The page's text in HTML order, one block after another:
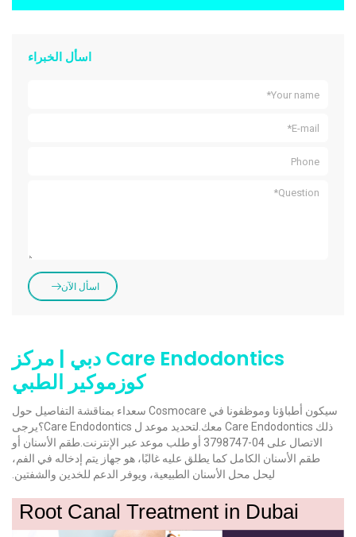
اسأل الخبراء
اسأل الآن
Care Endodontics دبي | مركز
كوزموكير الطبي
سيكون أطباؤنا وموظفونا في Cosmocare سعداء بمناقشة التفاصيل حول
ذلك Care Endodontics معك.لتحديد موعد ل Care Endodontics؟يرجى
الاتصال على 04-3798747 أو طلب موعد عبر الإنترنت.طقم الأسنان أو
طقم الأسنان الكامل كما يطلق عليه غالبًا، هو جهاز يتم إدخاله في الفم،
ليحل محل الأسنان الطبيعية، ويوفر الدعم للخدين والشفتين.